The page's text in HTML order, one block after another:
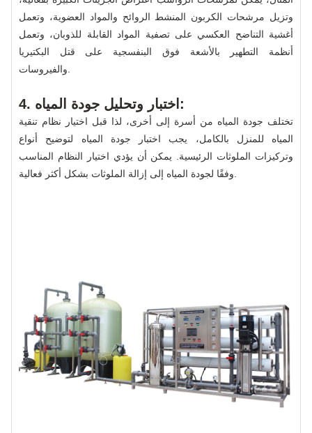
وتزيل مرشحات الكربون المنشط الروائح والمواد العضوية، وتعمل
أغشية التناضح العكسي على تصفية المواد القابلة للذوبان، وتعمل
أنظمة التطهير بالأشعة فوق البنفسجية على قتل البكتيريا
4. اختبار وتحليل جودة المياه:
تختلف جودة المياه من أسرة إلى أخرى، لذا قبل اختيار نظام تنقية
المياه للمنزل بالكامل، يجب اختبار جودة المياه لتوضيح أنواع
وتركيزات الملوثات الرئيسية. يمكن أن يؤدي اختيار النظام المناسب